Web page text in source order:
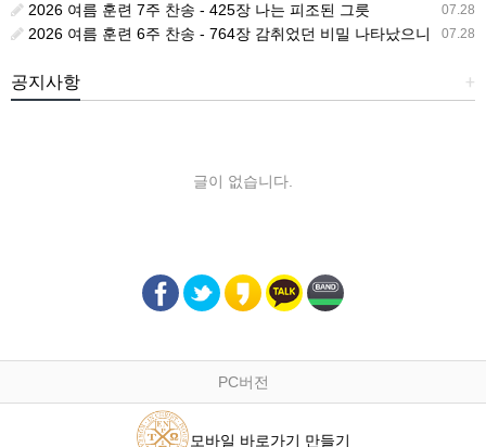
07.28
2026 여름 훈련 7주 찬송 - 425장 나는 피조된 그릇
07.28
2026 여름 훈련 6주 찬송 - 764장 감취었던 비밀 나타났으니
+
공지사항
글이 없습니다.
PC버전
모바일 바로가기 만들기